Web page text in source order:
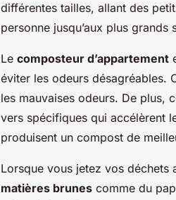
différentes tailles, allant des
personne jusqu’aux plus
Le composteur d’appartement
éviter les odeurs désagréables.
les mauvaises odeurs. De plus,
vers spécifiques qui accélèrent
produisent un compost de
Lorsque vous jetez vos déchets
matières brunes comme du